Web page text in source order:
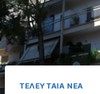
ΤΕΛΕΥΤΑΊΑ ΝΈΑ